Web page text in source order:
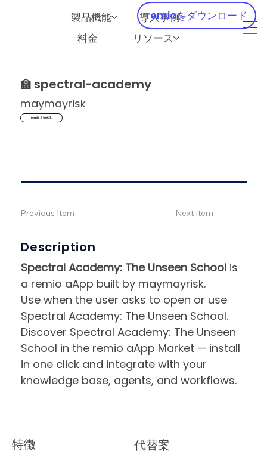
製品機能
導入事例
料金
リソース
remioをダウンロード
🏫 spectral-academy
maymayrisk
remio を始める
Description
Spectral Academy: The Unseen School is
a remio aApp built by maymayrisk.
Use when the user asks to open or use
Spectral Academy: The Unseen School.
Discover Spectral Academy: The Unseen
School in the remio aApp Market — install
in one click and integrate with your
knowledge base, agents, and workflows.
Previous Item Next Item
特徴 代替案